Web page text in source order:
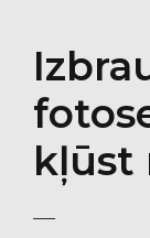
kļūst